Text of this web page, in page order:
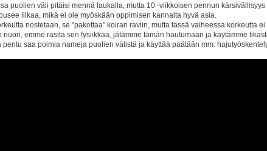
puolien väli pitäisi mennä laukalla, mutta 10 -viikkoisen pennun
liikaa, mikä ei ole myöskään oppimisen kannalta hyvä asia.
nostetaan, se "pakottaa" koiran raviin, mutta tässä vaiheessa korkeutta ei
emme rasita sen fysiikkaa, jätämme tämän hautumaan ja käytämme
saa poimia nameja puolien välistä ja käyttää päätään mm.